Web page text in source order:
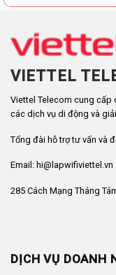
VIETTEL
Viettel Telecom cung cấp
các dịch vụ di động và
Tổng đài hỗ trợ tư vấn và
Email: hi@lapwifiviettel.vn
285 Cách Mạng Tháng
DỊCH VỤ DOANH